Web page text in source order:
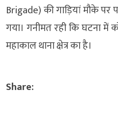
Brigade) की गाड़ियां मौके
गया। गनीमत रही कि घटना में
महाकाल थाना क्षेत्र का है।
Share: